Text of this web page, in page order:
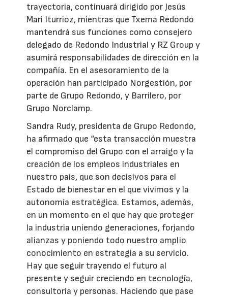
trayectoria, continuará dirigido por Jesús
Mari Iturrioz, mientras que Txema Redondo
mantendrá sus funciones como consejero
delegado de Redondo Industrial y RZ Group y
asumirá responsabilidades de dirección en la
compañía. En el asesoramiento de la
operación han participado Norgestión, por
parte de Grupo Redondo, y Barrilero, por
Grupo Norclamp.
Sandra Rudy, presidenta de Grupo Redondo,
ha afirmado que “esta transacción muestra
el compromiso del Grupo con el arraigo y la
creación de los empleos industriales en
nuestro país, que son decisivos para el
Estado de bienestar en el que vivimos y la
autonomía estratégica. Estamos, además,
en un momento en el que hay que proteger
la industria uniendo generaciones, forjando
alianzas y poniendo todo nuestro amplio
conocimiento en estrategia a su servicio.
Hay que seguir trayendo el futuro al
presente y seguir creciendo en tecnología,
consultoría y personas. Haciendo que pase